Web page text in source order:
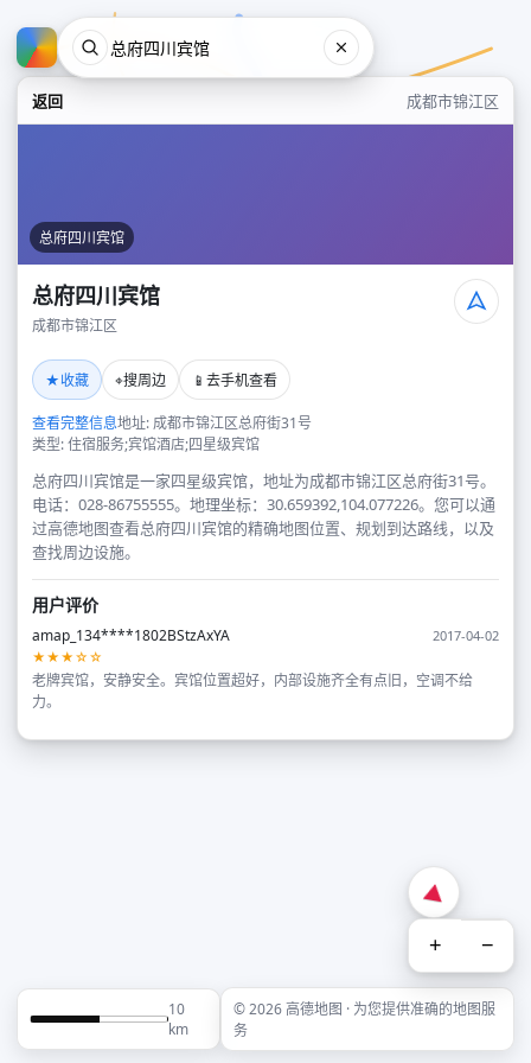
返回 成都市锦江区
总府四川宾馆
总府四川宾馆
成都市锦江区
★收藏 ⌖搜周边 📱 去手机查看
查看完整信息地址: 成都市锦江区总府街31号
类型: 住宿服务;宾馆酒店;四星级宾馆
总府四川宾馆是一家四星级宾馆，地址为成都市锦江区总府街31号。
电话：028-86755555。地理坐标：30.659392,104.077226。您可以通
过高德地图查看总府四川宾馆的精确地图位置、规划到达路线，以及
查找周边设施。
用户评价
amap_134****1802BStzAxYA
2017-04-02
★★★☆☆
老牌宾馆，安静安全。宾馆位置超好，内部设施齐全有点旧，空调不给
力。
+ −
10
km
© 2026 高德地图 · 为您提供准确的地图服
务